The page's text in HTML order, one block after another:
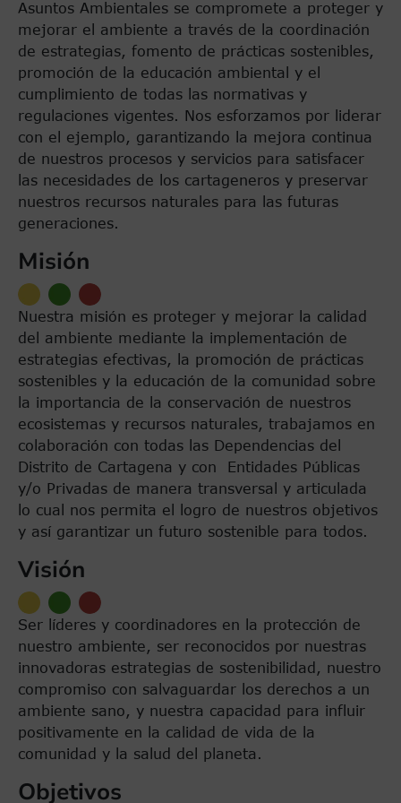
Asuntos Ambientales se compromete a proteger y
mejorar el ambiente a través de la coordinación
de estrategias, fomento de prácticas sostenibles,
promoción de la educación ambiental y el
cumplimiento de todas las normativas y
regulaciones vigentes. Nos esforzamos por liderar
con el ejemplo, garantizando la mejora continua
de nuestros procesos y servicios para satisfacer
las necesidades de los cartageneros y preservar
nuestros recursos naturales para las futuras
generaciones.
Misión
Nuestra misión es proteger y mejorar la calidad
del ambiente mediante la implementación de
estrategias efectivas, la promoción de prácticas
sostenibles y la educación de la comunidad sobre
la importancia de la conservación de nuestros
ecosistemas y recursos naturales, trabajamos en
colaboración con todas las Dependencias del
Distrito de Cartagena y con Entidades Públicas
y/o Privadas de manera transversal y articulada
lo cual nos permita el logro de nuestros objetivos
y así garantizar un futuro sostenible para todos.
Visión
Ser líderes y coordinadores en la protección de
nuestro ambiente, ser reconocidos por nuestras
innovadoras estrategias de sostenibilidad, nuestro
compromiso con salvaguardar los derechos a un
ambiente sano, y nuestra capacidad para influir
positivamente en la calidad de vida de la
comunidad y la salud del planeta.
Objetivos